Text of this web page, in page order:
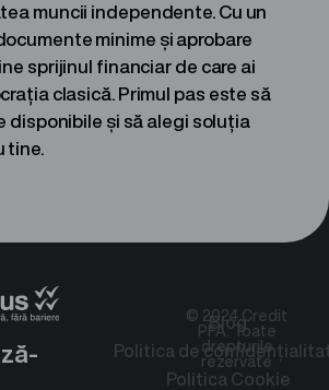
muncii independente. Cu un
minime și aprobare
sprijinul financiar de care ai
clasică. Primul pas este să
disponibile și să alegi soluția
tine.
Blog
Politica de
Politica Cookie
© 2024 Credit
PFA. Toate
drepturile
rezervate